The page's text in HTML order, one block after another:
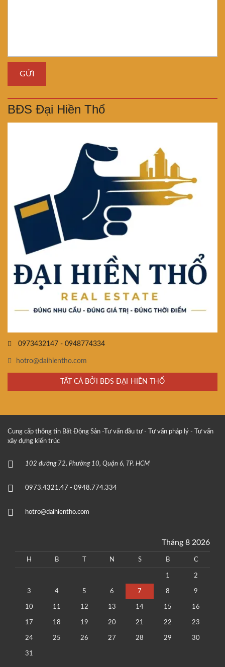
BĐS Đại Hiền Thổ
0973432147 - 0948774334
hotro@daihientho.com
TẤT CẢ BỞI BĐS ĐẠI HIỀN THỔ
Cung cấp thông tin Bất Động Sản -Tư vấn đầu tư - Tư vấn pháp lý - Tư vấn
xây dựng kiến trúc
102 đường 72, Phường 10, Quận 6, TP. HCM
0973.4321.47 - 0948.774.334
hotro@daihientho.com
Tháng 8 2026
H B N S B C
1 2
3 4 5 6 7 8 9
10 11 12 13 14 15 16
17 18 19 20 21 22 23
24 25 26 27 28 29 30
31